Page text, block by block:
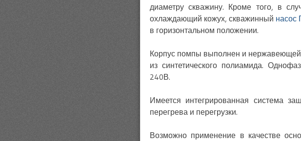
диаметру скважину. Кроме того, в
охлаждающий кожух, скважинный насос
в горизонтальном положении.
Корпус помпы выполнен и нержавеющей
из синтетического полиамида.
240В.
Имеется интегрированная система
перегрева и перегрузки.
Возможно применение в качестве